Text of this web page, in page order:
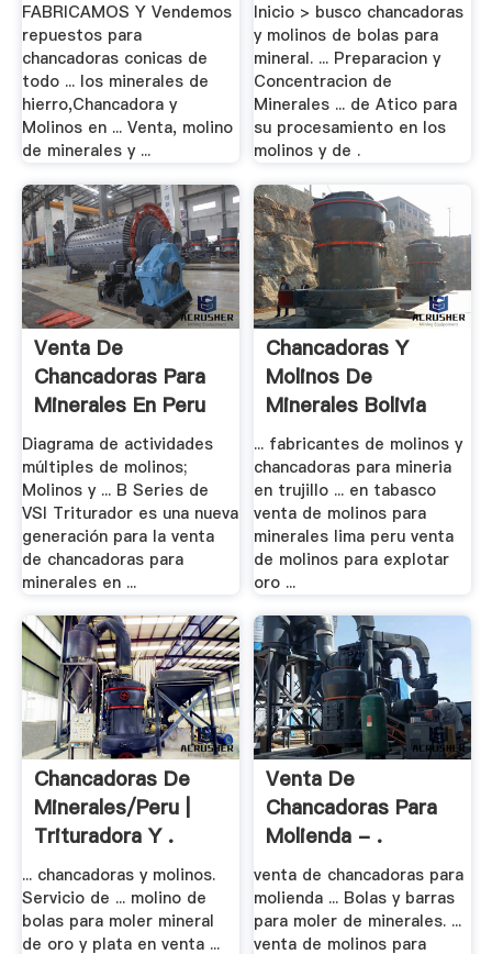
FABRICAMOS Y Vendemos
repuestos para
chancadoras conicas de
todo ... los minerales de
hierro,Chancadora y
Molinos en ... Venta, molino
de minerales y ...
Inicio > busco chancadoras
y molinos de bolas para
mineral. ... Preparacion y
Concentracion de
Minerales ... de Atico para
su procesamiento en los
molinos y de .
Venta De
Chancadoras Para
Minerales En Peru
Lima
Diagrama de actividades
múltiples de molinos;
Molinos y ... B Series de
VSI Triturador es una nueva
generación para la venta
de chancadoras para
minerales en ...
Chancadoras Y
Molinos De
Minerales Bolivia
... fabricantes de molinos y
chancadoras para mineria
en trujillo ... en tabasco
venta de molinos para
minerales lima peru venta
de molinos para explotar
oro ...
Chancadoras De
Minerales/peru |
Trituradora Y .
... chancadoras y molinos.
Servicio de ... molino de
bolas para moler mineral
de oro y plata en venta ...
Venta De
Chancadoras Para
Molienda - .
venta de chancadoras para
molienda ... Bolas y barras
para moler de minerales. ...
venta de molinos para